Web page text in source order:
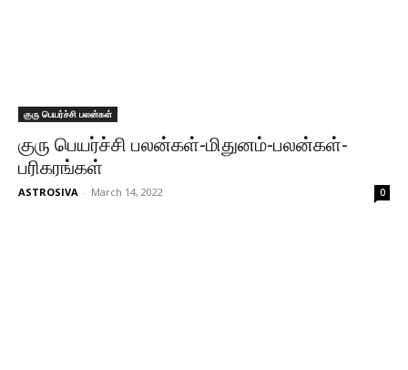
குரு பெயர்ச்சி பலன்கள்
குரு பெயர்ச்சி பலன்கள்-மிதுனம்-பலன்கள்-
பரிகரங்கள்
ASTROSIVA - March 14, 2022 0